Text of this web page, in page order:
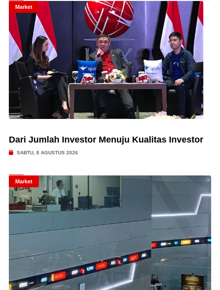
Market
Dari Jumlah Investor Menuju Kualitas Investor
SABTU, 8 AGUSTUS 2026
Market